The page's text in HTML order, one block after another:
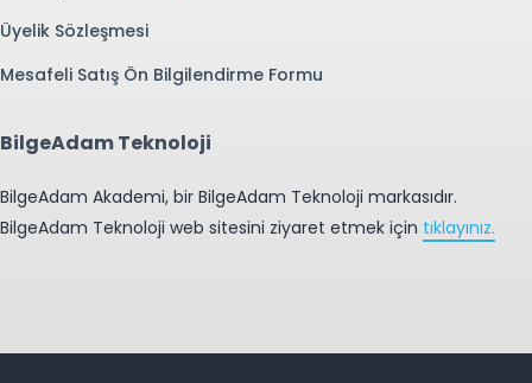
Üyelik Sözleşmesi
Mesafeli Satış Ön Bilgilendirme Formu
BilgeAdam Teknoloji
BilgeAdam Akademi, bir BilgeAdam Teknoloji markasıdır.
BilgeAdam Teknoloji web sitesini ziyaret etmek için tıklayınız.